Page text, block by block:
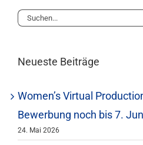
Suche
Neueste Beiträge
Women’s Virtual
Bewerbung noch bis 7.
24. Mai 2026